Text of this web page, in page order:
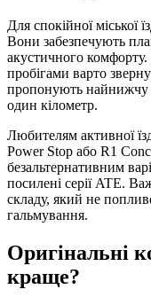
Для спокійної міської
Вони забезпечують
акустичного
пробігами варто
пропонують найнижчу
один кілометр.
Любителям активної
Power Stop або R1
безальтернативним
посилені серії ATE.
складу, який не
гальмування.
Оригінальні
краще?